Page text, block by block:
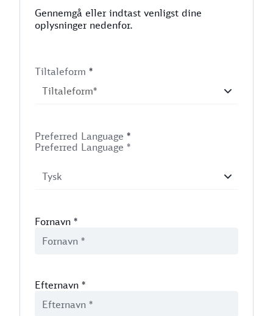
Gennemgå eller indtast venligst dine
oplysninger nedenfor.
Tiltaleform *
Preferred Language *
Preferred Language *
Fornavn *
Efternavn *